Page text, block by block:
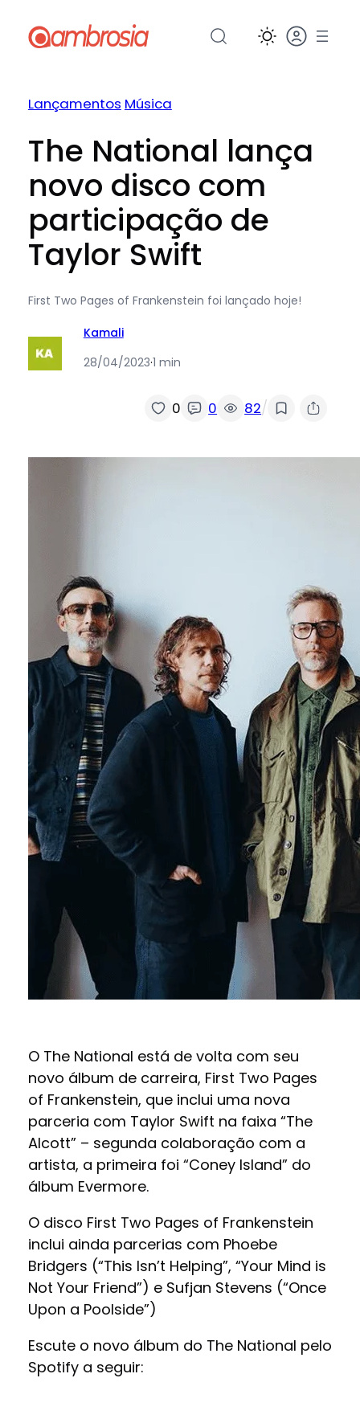
para
Lançamentos Música
The National lança
novo disco com
participação de
Taylor Swift
First Two Pages of Frankenstein foi lançado hoje!
Kamali
28/04/2023·1 min
0 0 82/
O The National está de volta com seu
novo álbum de carreira, First Two Pages
of Frankenstein, que inclui uma nova
parceria com Taylor Swift na faixa “The
Alcott” – segunda colaboração com a
artista, a primeira foi “Coney Island” do
álbum Evermore.
O disco First Two Pages of Frankenstein
inclui ainda parcerias com Phoebe
Bridgers (“This Isn’t Helping”, “Your Mind is
Not Your Friend”) e Sufjan Stevens (“Once
Upon a Poolside”)
Escute o novo álbum do The National pelo
Spotify a seguir: